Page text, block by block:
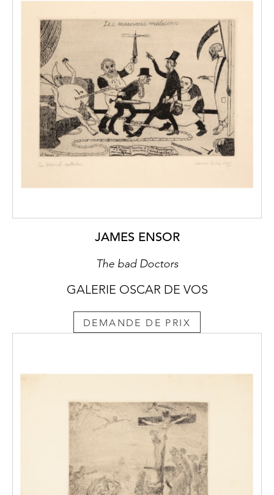
JAMES ENSOR
The bad Doctors
GALERIE OSCAR DE VOS
DEMANDE DE PRIX